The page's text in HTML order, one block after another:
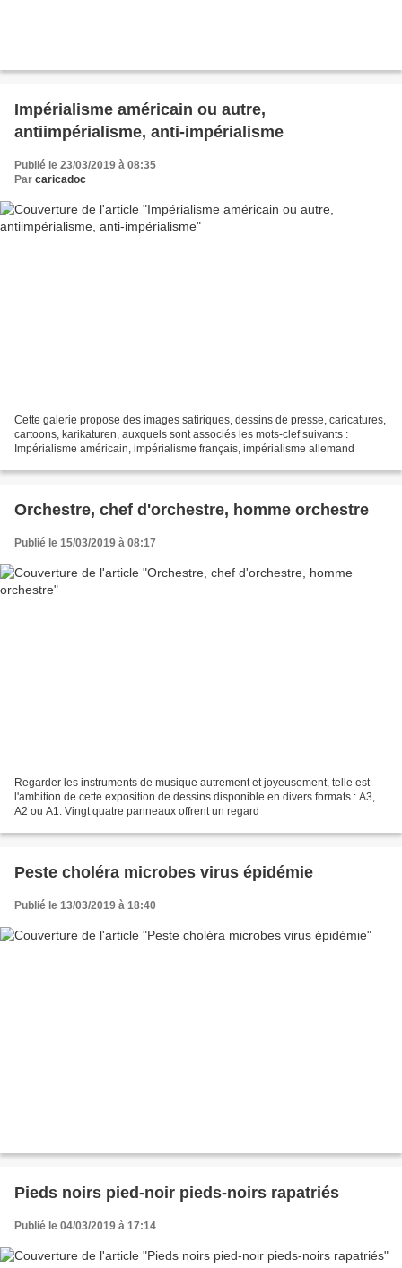
Impérialisme américain ou autre,
antiimpérialisme, anti-impérialisme
Publié le 23/03/2019 à 08:35
Par caricadoc
Cette galerie propose des images satiriques, dessins de presse, caricatures,
cartoons, karikaturen, auxquels sont associés les mots-clef suivants :
Impérialisme américain, impérialisme français, impérialisme allemand
Orchestre, chef d'orchestre, homme orchestre
Publié le 15/03/2019 à 08:17
Regarder les instruments de musique autrement et joyeusement, telle est
l'ambition de cette exposition de dessins disponible en divers formats : A3,
A2 ou A1. Vingt quatre panneaux offrent un regard
Peste choléra microbes virus épidémie
Publié le 13/03/2019 à 18:40
Pieds noirs pied-noir pieds-noirs rapatriés
Publié le 04/03/2019 à 17:14